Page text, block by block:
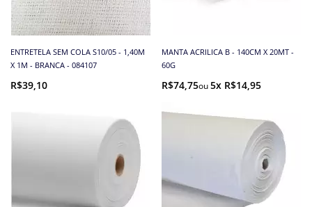
ENTRETELA SEM COLA S10/05 - 1,40M
X 1M - BRANCA - 084107
R$39,10
MANTA ACRILICA B - 140CM X 20MT -
60G
R$74,75 5x R$14,95